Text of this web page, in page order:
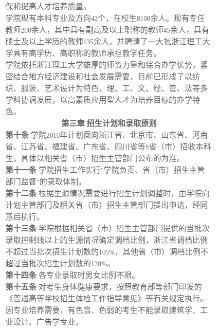
保和提高人才培养质量。
学院现有本科专业及方向42个，在校生8100余人。现有专任
教师200余人，其中具有副高及以上职称的教师45余人，具有
硕士及以上学历的教师135余人，并聘请了一大批浙江理工大
学具有高学历、高职称的教师承担教学任务。
学院依托浙江理工大学雄厚的师资力量和综合办学优势，紧
密结合地方经济建设和社会发展需要，目前已形成了以纺
织、服装、艺术设计为特色，理、工、文、经、管、法等多
学科协调发展，以高素质应用型人才为培养目标的办学特
色。
第三章 招生计划和录取原则
第十条 学院2010年计划面向浙江省、北京市、山东省、河南
省、江苏省、福建省、广东省、四川省等8省（市）招收本科
生，具体以相关省（市）招生主管部门公布的为准。
第十一条 学院招生工作实行“学院负责、省（市）招生主管
部门监督”的录取体制。
第十二条 根据生源情况需要进行招生计划调整时，由学院向
计划主管部门及相关省（市）招生主管部门提出申请，经同
意后执行。
第十三条 学院根据相关省（市）招生主管部门提供的当批次
录取控制线以上的生源情况确定调档比例，浙江省调档比例
不超过当批次招生计划数的105% ，其他省（市）调档比例不
超过当批次招生计划数的120%。
第十四条 各专业录取时男女比例不限。
第十五条 对考生身体健康要求，按照教育部等部门印发的
《普通高等学校招生体检工作指导意见》等有关规定执行。
因专业培养需要，有色盲、色弱的考生不能录取建筑学、工
业设计、广告学专业。